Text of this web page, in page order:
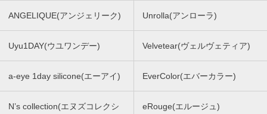
ANGELIQUE(アンジェリーク) Unrolla(アンローラ)
Uyu1DAY(ウユワンデー) Velvetear(ヴェルヴェティア)
a-eye 1day silicone(エーアイ) EverColor(エバーカラー)
N’s collection(エヌズコレクシ
eRouge(エルージュ)